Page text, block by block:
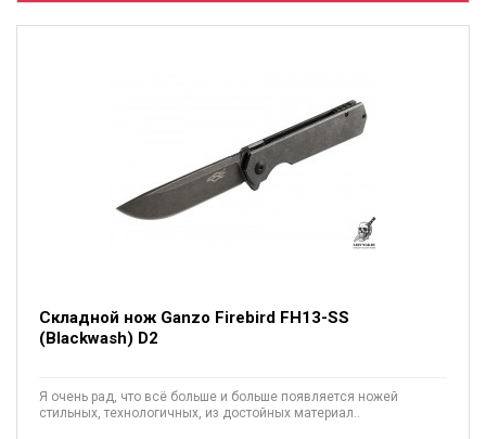
Складной нож Ganzo Firebird FH13-SS
(Blackwash) D2
Я очень рад, что всё больше и больше появляется ножей
стильных, технологичных, из достойных материал..